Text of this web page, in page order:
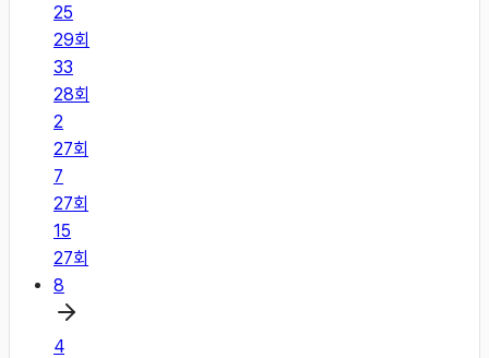
25
29회
33
28회
2
27회
7
27회
15
27회
8
4